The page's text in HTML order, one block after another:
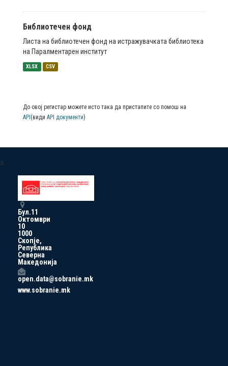
Библиотечен фонд
Листа на библиотечен фонд на истражувачката библиотека
на Паралментарен институт
XLSX CSV
До овој регистар можете исто така да пристапите со помош на
API (види API документи)
a
Бул.11
Октомври
10
1000
Скопје,
Република
Северна
Македонија
open.data@sobranie.mk
www.sobranie.mk